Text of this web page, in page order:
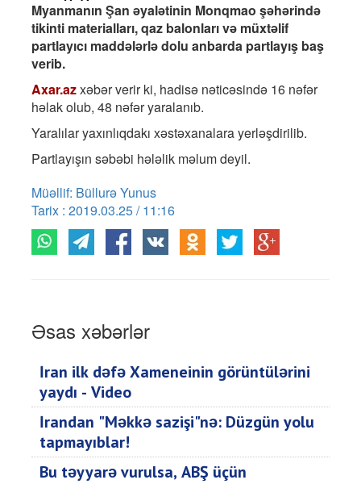
Myanmanın Şan əyalətinin Monqmao şəhərində
tikinti materialları, qaz balonları və müxtəlif
partlayıcı maddələrlə dolu anbarda partlayış baş
verib.
Axar.azxəbər verir ki, hadisə nəticəsində 16 nəfər
həlak olub, 48 nəfər yaralanıb.
Yaralılar yaxınlıqdakı xəstəxanalara yerləşdirilib.
Partlayışın səbəbi hələlik məlum deyil.
Müəllif: Büllurə Yunus
Tarix : 2019.03.25 / 11:16
Əsas xəbərlər
İran ilk dəfə Xameneinin görüntülərini
yaydı - Video
İrandan "Məkkə sazişi"nə: Düzgün yolu
tapmayıblar!
Bu təyyarə vurulsa, ABŞ üçün